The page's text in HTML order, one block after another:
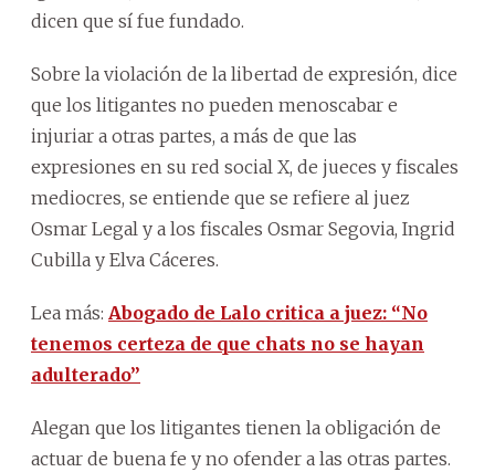
dicen que sí fue fundado.
Sobre la violación de la libertad de expresión, dice
que los litigantes no pueden menoscabar e
injuriar a otras partes, a más de que las
expresiones en su red social X, de jueces y fiscales
mediocres, se entiende que se refiere al juez
Osmar Legal y a los fiscales Osmar Segovia, Ingrid
Cubilla y Elva Cáceres.
Lea más: Abogado de Lalo critica a juez: “No
tenemos certeza de que chats no se hayan
adulterado”
Alegan que los litigantes tienen la obligación de
actuar de buena fe y no ofender a las otras partes.